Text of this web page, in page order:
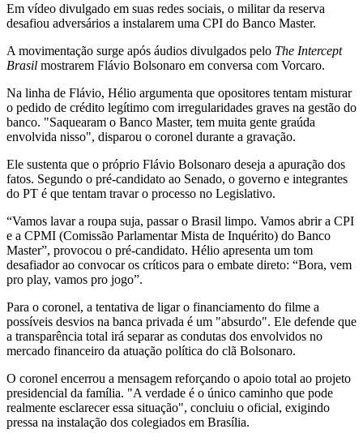
Em vídeo divulgado em suas redes sociais, o militar da reserva
desafiou adversários a instalarem uma CPI do Banco Master.
A movimentação surge após áudios divulgados pelo The Intercept
Brasil mostrarem Flávio Bolsonaro em conversa com Vorcaro.
Na linha de Flávio, Hélio argumenta que opositores tentam misturar
o pedido de crédito legítimo com irregularidades graves na gestão do
banco. "Saquearam o Banco Master, tem muita gente graúda
envolvida nisso", disparou o coronel durante a gravação.
Ele sustenta que o próprio Flávio Bolsonaro deseja a apuração dos
fatos. Segundo o pré-candidato ao Senado, o governo e integrantes
do PT é que tentam travar o processo no Legislativo.
“Vamos lavar a roupa suja, passar o Brasil limpo. Vamos abrir a CPI
e a CPMI (Comissão Parlamentar Mista de Inquérito) do Banco
Master”, provocou o pré-candidato. Hélio apresenta um tom
desafiador ao convocar os críticos para o embate direto: “Bora, vem
pro play, vamos pro jogo”.
Para o coronel, a tentativa de ligar o financiamento do filme a
possíveis desvios na banca privada é um "absurdo". Ele defende que
a transparência total irá separar as condutas dos envolvidos no
mercado financeiro da atuação política do clã Bolsonaro.
O coronel encerrou a mensagem reforçando o apoio total ao projeto
presidencial da família. "A verdade é o único caminho que pode
realmente esclarecer essa situação", concluiu o oficial, exigindo
pressa na instalação dos colegiados em Brasília.